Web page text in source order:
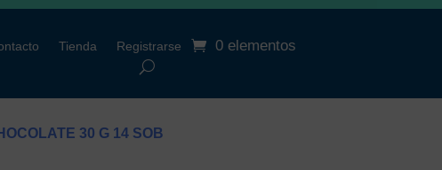
Tienda Registrarse 0 elementos
30 G 14 SOB